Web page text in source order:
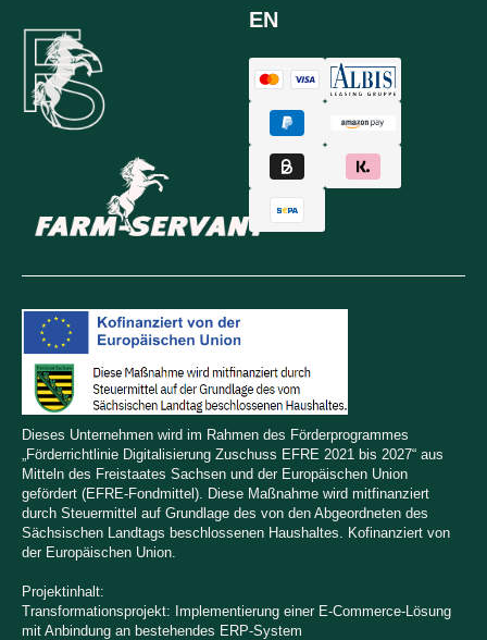
EN
Dieses Unternehmen wird im Rahmen des Förderprogrammes
„Förderrichtlinie Digitalisierung Zuschuss EFRE 2021 bis 2027“ aus
Mitteln des Freistaates Sachsen und der Europäischen Union
gefördert (EFRE-Fondmittel). Diese Maßnahme wird mitfinanziert
durch Steuermittel auf Grundlage des von den Abgeordneten des
Sächsischen Landtags beschlossenen Haushaltes. Kofinanziert von
der Europäischen Union.
Projektinhalt:
Transformationsprojekt: Implementierung einer E-Commerce-Lösung
mit Anbindung an bestehendes ERP-System